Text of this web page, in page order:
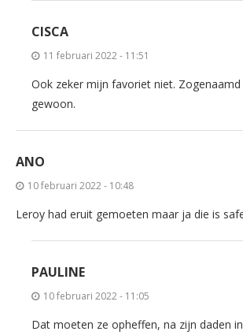
CISCA
11 februari 2022 - 11:51
Ook zeker mijn favoriet niet.
gewoon.
ANO
10 februari 2022 - 10:48
Leroy had eruit gemoeten maar ja die is
PAULINE
10 februari 2022 - 11:05
Dat moeten ze opheffen, na zijn daden